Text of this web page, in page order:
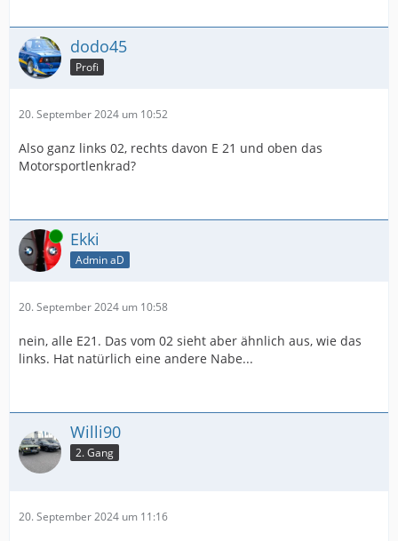
dodo45
Profi
20. September 2024 um 10:52
Also ganz links 02, rechts davon E 21 und oben das
Motorsportlenkrad?
Online Ekki
Admin aD
20. September 2024 um 10:58
nein, alle E21. Das vom 02 sieht aber ähnlich aus, wie das
links. Hat natürlich eine andere Nabe...
Willi90
2. Gang
20. September 2024 um 11:16